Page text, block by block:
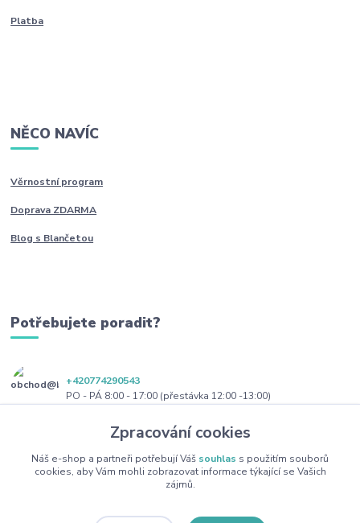
Platba
NĚCO NAVÍC
Věrnostní program
Doprava ZDARMA
Blog s Blančetou
Potřebujete poradit?
+420774290543
PO - PÁ 8:00 - 17:00 (přestávka 12:00 -13:00)
obchod@blanceta.czZpracování cookies
Náš e-shop a partneři potřebují Váš souhlas s použitím souborů
cookies, aby Vám mohli zobrazovat informace týkající se Vašich
zájmů.